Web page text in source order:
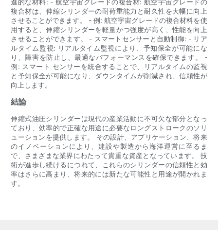
進的な材料: - 航空宇宙グレードの複合材: 航空宇宙グレードの
複合材は、伸縮シリンダーの耐荷重能力と耐久性を大幅に向上
させることができます。 - 例: 航空宇宙グレードの複合材料を使
用すると、伸縮シリンダーを軽量かつ強度が高く、性能を向上
させることができます。 - スマートセンサーと自動制御: - リア
ルタイム監視: リアルタイム監視により、予知保全が可能にな
り、障害を防止し、最適なパフォーマンスを確保できます。 -
例: スマート センサーを統合することで、リアルタイムの監視
と予知保全が可能になり、ダウンタイムが削減され、信頼性が
向上します。
結論
伸縮式油圧シリンダーは現代の産業活動に不可欠な部分となっ
ており、効率的で正確な用途に必要なロングストロークのソリ
ューションを提供します。 その設計、アプリケーション、将来
のイノベーションにより、建設や製造から海洋運営に至るま
で、さまざまな業界にわたって貴重な資産となっています。 技
術が進歩し続けるにつれて、これらのシリンダーの信頼性と効
率はさらに高まり、将来的には新たな可能性と用途が開かれま
す。